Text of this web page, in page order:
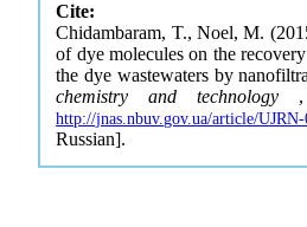
Cite:
Chidambaram, T., Noel, M.
of dye molecules on the
the dye wastewaters by
chemistry and technology
http://jnas.nbuv.gov.ua/article/
Russian].